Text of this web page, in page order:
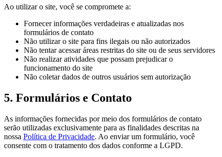
Ao utilizar o site, você se compromete a:
Fornecer informações verdadeiras e atualizadas nos
formulários de contato
Não utilizar o site para fins ilegais ou não autorizados
Não tentar acessar áreas restritas do site ou de seus servidores
Não realizar atividades que possam prejudicar o
funcionamento do site
Não coletar dados de outros usuários sem autorização
5. Formulários e Contato
As informações fornecidas por meio dos formulários de contato
serão utilizadas exclusivamente para as finalidades descritas na
nossa Política de Privacidade. Ao enviar um formulário, você
consente com o tratamento dos dados conforme a LGPD.